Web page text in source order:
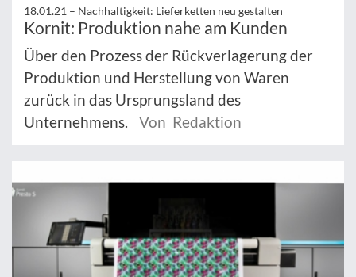
18.01.21 – Nachhaltigkeit: Lieferketten neu gestalten
Kornit: Produktion nahe am Kunden
Über den Prozess der Rückverlagerung der
Produktion und Herstellung von Waren
zurück in das Ursprungsland des
Unternehmens.
Von Redaktion